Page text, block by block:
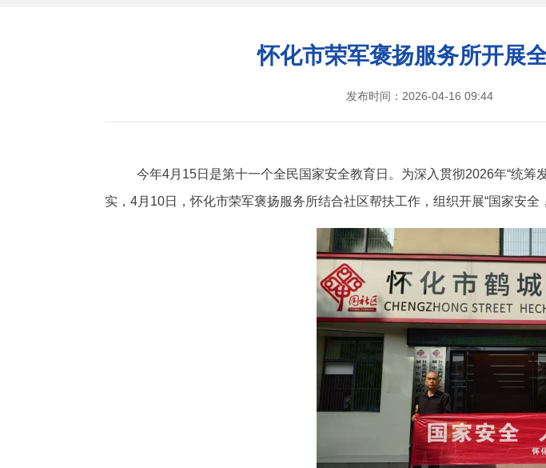
怀化市荣军褒扬服务所开展
发布时间：2026-04-16 09:44
今年4月15日是第十一个全民国家安全教育日。为深入贯彻2026年“统筹
实，4月10日，怀化市荣军褒扬服务所结合社区帮扶工作，组织开展“国家安